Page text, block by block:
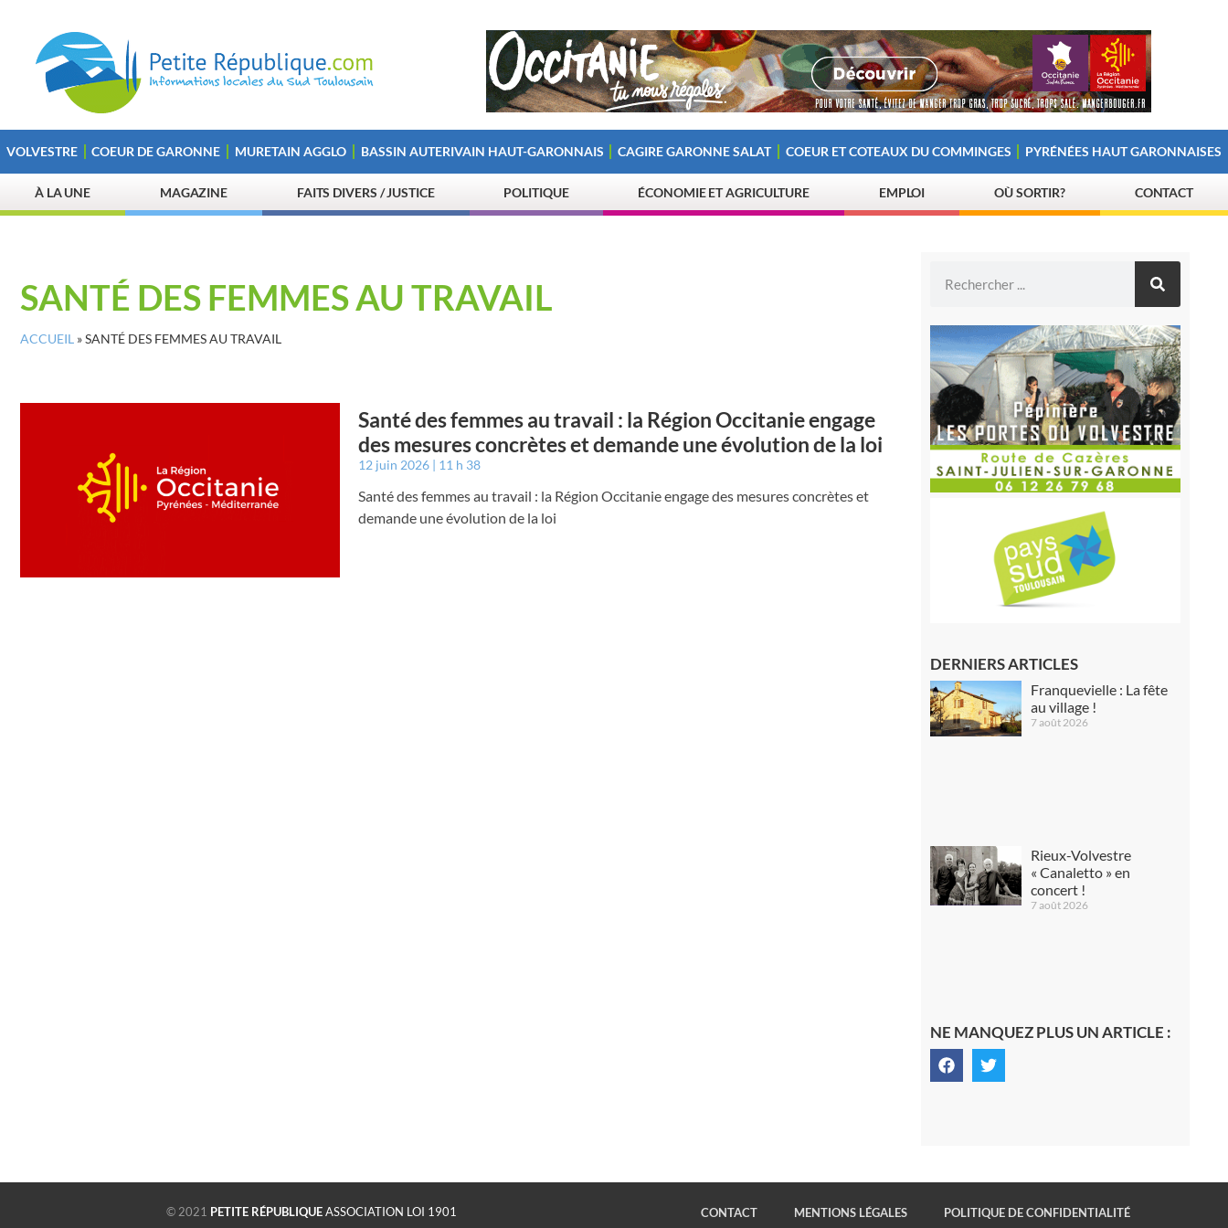
VOLVESTRE COEUR DE GARONNE MURETAIN AGGLO BASSIN AUTERIVAIN HAUT-GARONNAIS CAGIRE GARONNE SALAT COEUR ET COTEAUX DU COMMINGES PYRÉNÉES HAUT GARONNAISES
À LA UNE MAGAZINE FAITS DIVERS / JUSTICE POLITIQUE ÉCONOMIE ET AGRICULTURE EMPLOI OÙ SORTIR? CONTACT
SANTÉ DES FEMMES AU TRAVAIL
ACCUEIL »SANTÉ DES FEMMES AU TRAVAIL
Santé des femmes au travail : la Région Occitanie engage
des mesures concrètes et demande une évolution de la loi
12 juin 2026 11 h 38
Santé des femmes au travail : la Région Occitanie engage des mesures concrètes et
demande une évolution de la loi
DERNIERS ARTICLES
Franquevielle : La fête
au village !
7 août 2026
Rieux-Volvestre
« Canaletto » en
concert !
7 août 2026
NE MANQUEZ PLUS UN ARTICLE :
© 2021 PETITE RÉPUBLIQUEASSOCIATION LOI 1901 CONTACT MENTIONS LÉGALES POLITIQUE DE CONFIDENTIALITÉ